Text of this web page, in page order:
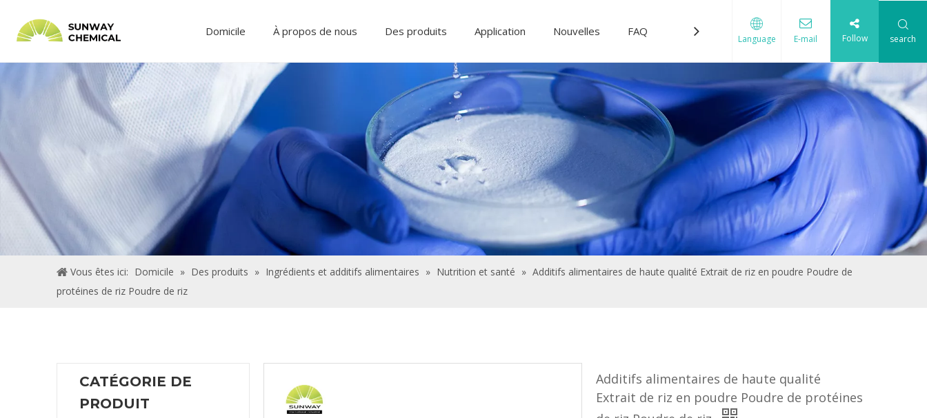
Domicile À propos de nous Des produits Application Nouvelles FAQ Télécharger Nous contacter
Language E-mail Follow search
Vous êtes ici: Domicile » Des produits » Ingrédients et additifs alimentaires » Nutrition et santé » Additifs alimentaires de haute qualité Extrait de riz en poudre Poudre de
protéines de riz Poudre de riz
CATÉGORIE DE
PRODUIT
Additifs alimentaires de haute qualité
Extrait de riz en poudre Poudre de protéines